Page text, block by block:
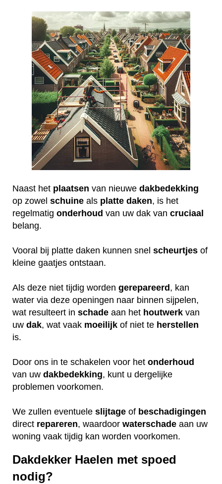
Naast het plaatsen van nieuwe dakbedekking
op zowel schuine als platte daken, is het
regelmatig onderhoud van uw dak van cruciaal
belang.
Vooral bij platte daken kunnen snel scheurtjes of
kleine gaatjes ontstaan.
Als deze niet tijdig worden gerepareerd , kan
water via deze openingen naar binnen sijpelen,
wat resulteert in schade aan het houtwerk van
uw dak, wat vaak moeilijk of niet te herstellen
is.
Door ons in te schakelen voor het onderhoud
van uw dakbedekking, kunt u dergelijke
problemen voorkomen.
We zullen eventuele slijtage of beschadigingen
direct repareren, waardoor waterschade aan uw
woning vaak tijdig kan worden voorkomen.
Dakdekker Haelen met spoed
nodig?